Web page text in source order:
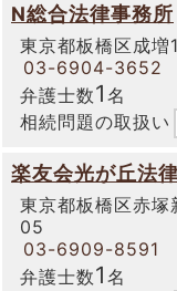
N総合法律事務所
東京都板橋区成
03-6904-3652
弁護士数1 名
相続問題の取扱い
楽友会光が丘法
東京都板橋区赤
05
03-6909-8591
弁護士数1 名